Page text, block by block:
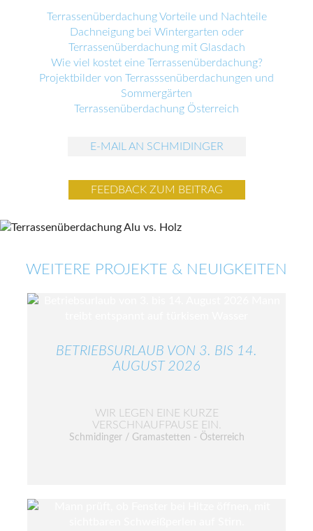
Terrassenüberdachung Vorteile und Nachteile
Dachneigung bei Wintergarten oder
Terrassenüberdachung mit Glasdach
Wie viel kostet eine Terrassenüberdachung?
Projektbilder von Terrasssenüberdachungen und
Sommergärten
Terrassenüberdachung Österreich
E-MAIL AN SCHMIDINGER
FEEDBACK ZUM BEITRAG
WEITERE PROJEKTE & NEUIGKEITEN
BETRIEBSURLAUB VON 3. BIS 14.
AUGUST 2026
WIR LEGEN EINE KURZE
VERSCHNAUFPAUSE EIN.
Schmidinger / Gramastetten - Österreich